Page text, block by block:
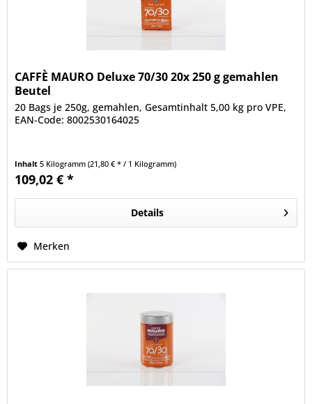
CAFFÈ MAURO Deluxe 70/30 20x 250 g gemahlen
Beutel
20 Bags je 250g, gemahlen, Gesamtinhalt 5,00 kg pro VPE,
EAN-Code: 8002530164025
Inhalt5 Kilogramm(21,80 € * / 1 Kilogramm)
109,02 € *
Details
Merken